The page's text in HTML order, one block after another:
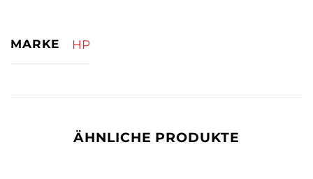
MARKE HP
ÄHNLICHE PRODUKTE